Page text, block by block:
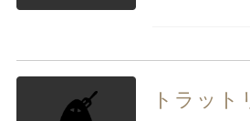
山口県
トラット